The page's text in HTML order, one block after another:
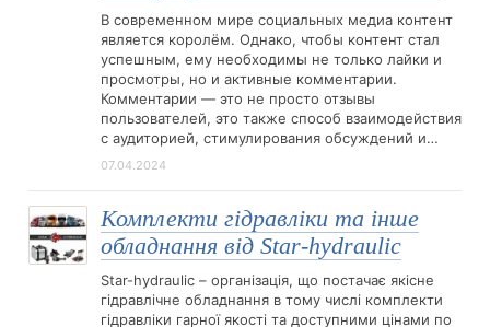
В современном мире социальных медиа контент
является королём. Однако, чтобы контент стал
успешным, ему необходимы не только лайки и
просмотры, но и активные комментарии.
Комментарии — это не просто отзывы
пользователей, это также способ взаимодействия
с аудиторией, стимулирования обсуждений и…
07.04.2024
Комплекти гідравліки та інше
обладнання від Star-hydraulic
Star-hydraulic – організація, що постачає якісне
гідравлічне обладнання в тому числі комплекти
гідравліки гарної якості та доступними цінами по